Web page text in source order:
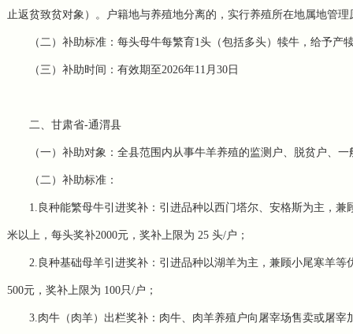
止返贫致贫对象）。户籍地与养殖地分离的，实行养殖所在地属地管
（二）补助标准：每头母牛每繁育1头（包括多头）犊牛，给予产
（三）补助时间：有效期至2026年11月30日
二、甘肃省-通渭县
（一）补助对象：全县范围内从事牛羊养殖的监测户、脱贫户、
（二）补助标准：
1.良种能繁母牛引进奖补：引进品种以西门塔尔、安格斯为主，兼
米以上，每头奖补2000元，奖补上限为 25 头/户；
2.良种基础母羊引进奖补：引进品种以湖羊为主，兼顾小尾寒羊
500元，奖补上限为 100只/户；
3.肉牛（肉羊）出栏奖补：肉牛、肉羊养殖户向屠宰场售卖或屠